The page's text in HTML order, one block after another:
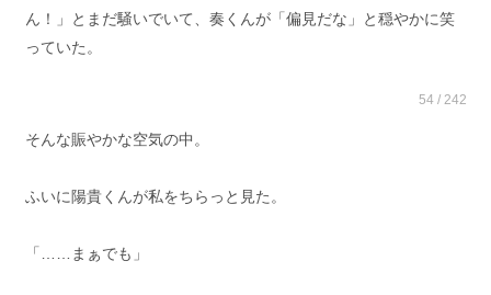
ん！」とまだ騒いでいて、奏くんが「偏見だな」と穏やかに笑
っていた。
54 / 242
そんな賑やかな空気の中。
ふいに陽貴くんが私をちらっと見た。
「……まぁでも」